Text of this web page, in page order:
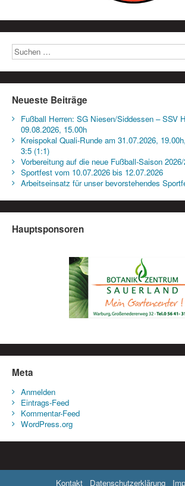
Neueste Beiträge
Fußball Herren: SG Niesen/Siddessen – SSV
09.08.2026, 15.00h
Kreispokal Quali-Runde am 31.07.2026,
3:5 (1:1)
Vorbereitung auf die neue Fußball-Saison
Sportfest vom 10.07.2026 bis 12.07.2026
Arbeitseinsatz für unser bevorstehendes
Hauptsponsoren
Meta
Anmelden
Eintrags-Feed
Kommentar-Feed
WordPress.org
Kontakt Datenschutzerklärung